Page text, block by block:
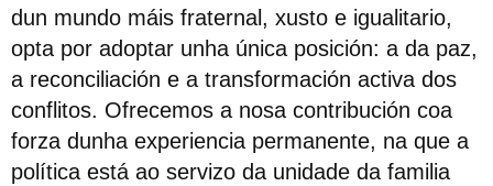
dun mundo máis fraternal, xusto e igualitario,
opta por adoptar unha única posición: a da paz,
a reconciliación e a transformación activa dos
conflitos. Ofrecemos a nosa contribución coa
forza dunha experiencia permanente, na que a
política está ao servizo da unidade da familia